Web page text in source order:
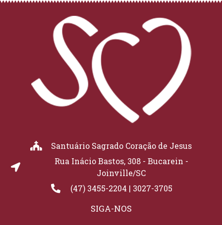
Santuário Sagrado Coração de Jesus
Rua Inácio Bastos, 308 - Bucarein -
Joinville/SC
(47) 3455-2204 | 3027-3705
SIGA-NOS